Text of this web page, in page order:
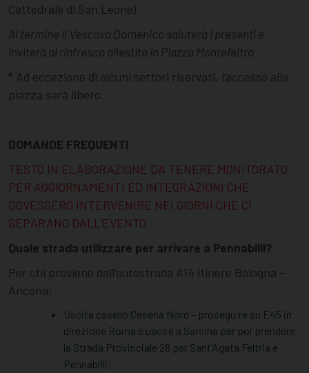
Cattedrale di San Leone)
Al termine il Vescovo Domenico saluterà i presenti e
inviterà al rinfresco allestito in Piazza Montefeltro
* Ad eccezione di alcuni settori riservati, l’accesso alla
piazza sarà libero.
DOMANDE FREQUENTI
TESTO IN ELABORAZIONE DA TENERE MONITORATO
PER AGGIORNAMENTI ED INTEGRAZIONI CHE
DOVESSERO INTERVENIRE NEI GIORNI CHE CI
SEPARANO DALL’EVENTO
Quale strada utilizzare per arrivare a Pennabilli?
Per chi proviene dall’autostrada A14 itinere Bologna –
Ancona:
Uscita casello Cesena Nord – proseguire su E45 in
direzione Roma e uscire a Sarsina per poi prendere
la Strada Provinciale 28 per Sant’Agata Feltria e
Pennabilli;